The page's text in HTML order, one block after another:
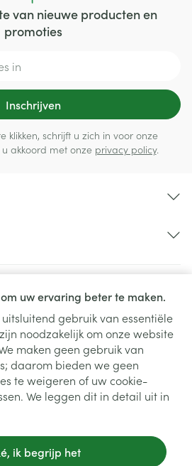
uw ervaring beter te maken.
gebruik van essentiële
noodzakelijk om onze website
maken geen gebruik van
daarom bieden we geen
te weigeren of uw cookie-
We leggen dit in detail uit in
ik begrijp het
van nieuwe producten en
promoties
Inschrijven
klikken, schrijft u zich in voor onze
akkoord met onze privacy policy.